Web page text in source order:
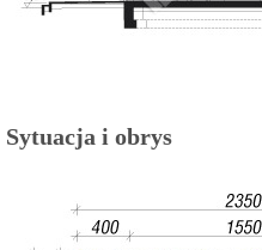
Sytuacja i obrys